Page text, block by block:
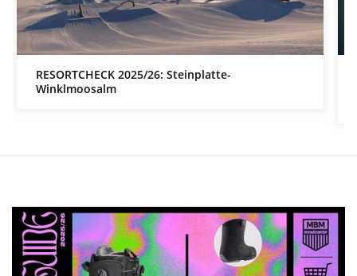
RESORTCHECK 2025/26: Steinplatte-
Winklmoosalm